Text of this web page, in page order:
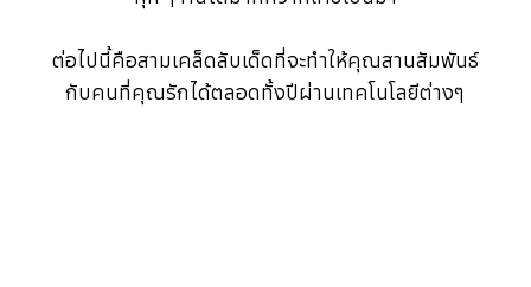
ต่อไปนี้คือสามเคล็ดลับเด็ดที่จะทำให้คุณสานสัมพันธ์
กับคนที่คุณรักได้ตลอดทั้งปีผ่านเทคโนโลยีต่างๆ